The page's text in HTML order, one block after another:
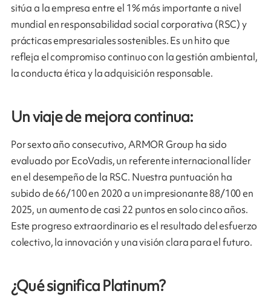
sitúa a la empresa entre el 1% más importante a nivel
mundial en responsabilidad social corporativa (RSC) y
prácticas empresariales sostenibles. Es un hito que
refleja el compromiso continuo con la gestión ambiental,
la conducta ética y la adquisición responsable.
Un viaje de mejora continua:
Por sexto año consecutivo, ARMOR Group ha sido
evaluado por EcoVadis, un referente internacional líder
en el desempeño de la RSC. Nuestra puntuación ha
subido de 66/100 en 2020 a un impresionante 88/100 en
2025, un aumento de casi 22 puntos en solo cinco años.
Este progreso extraordinario es el resultado del esfuerzo
colectivo, la innovación y una visión clara para el futuro.
¿Qué significa Platinum?